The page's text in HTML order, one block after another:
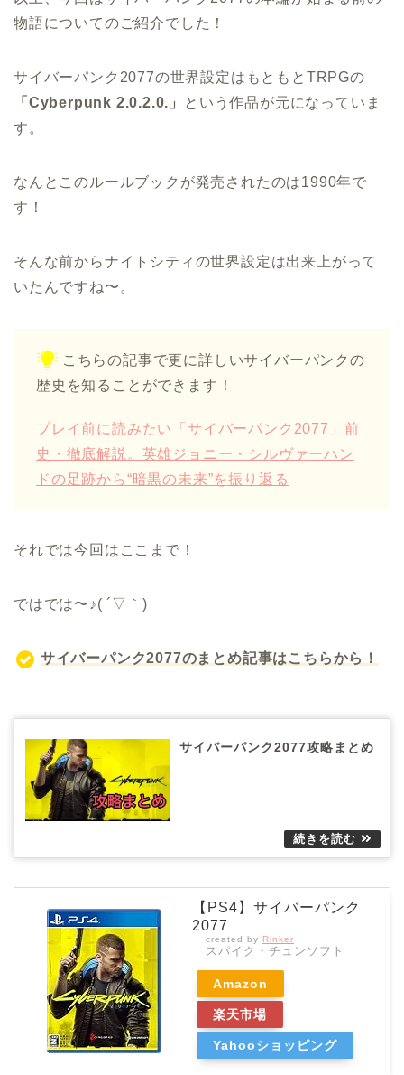
物語についてのご紹介でした！
サイバーパンク2077の世界設定はもともとTRPGの
「Cyberpunk 2.0.2.0.」
という作品が元になっていま
す。
なんとこのルールブックが発売されたのは1990年で
す！
そんな前からナイトシティの世界設定は出来上がって
いたんですね〜。
こちらの記事で更に詳しいサイバーパンクの
歴史を知ることができます！
プレイ前に読みたい「サイバーパンク2077」前
史・徹底解説。英雄ジョニー・シルヴァーハン
ドの足跡から“暗黒の未来”を振り返る
それでは今回はここまで！
ではでは〜♪( ´▽｀)
サイバーパンク2077のまとめ記事はこちらから！
サイバーパンク2077攻略まとめ
【PS4】サイバーパンク
2077
created by Rinker
スパイク・チュンソフト
Amazon
楽天市場
Yahooショッピング